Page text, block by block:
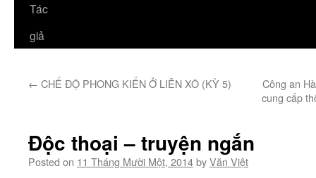
Tác
giả
← CHẾ ĐỘ PHONG KIẾN Ở LIÊN XÔ (KỲ 5)
Công an
cung cấp
Độc thoại – truyện ngắn
Posted on 11 Tháng Mười Một, 2014byVăn Việt